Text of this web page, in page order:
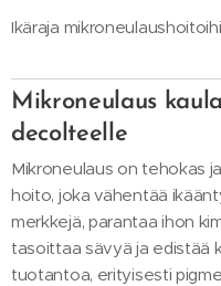
Ikäraja
Mikroneulaus
decolteelle
Mikroneulaus on tehokas
hoito, joka vähentää
merkkejä, parantaa ihon
tasoittaa sävyä ja edistää
tuotantoa, erityisesti